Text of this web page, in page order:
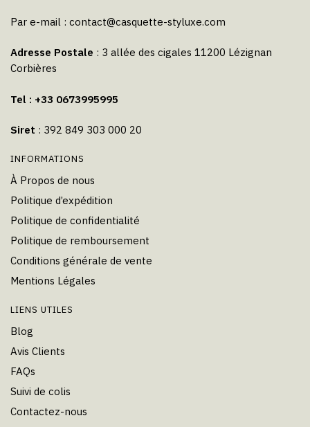
Par e-mail : contact@casquette-styluxe.com
Adresse Postale : 3 allée des cigales 11200 Lézignan
Corbières
Tel : +33 0673995995
Siret : 392 849 303 000 20
INFORMATIONS
À Propos de nous
Politique d’expédition
Politique de confidentialité
Politique de remboursement
Conditions générale de vente
Mentions Légales
LIENS UTILES
Blog
Avis Clients
FAQs
Suivi de colis
Contactez-nous